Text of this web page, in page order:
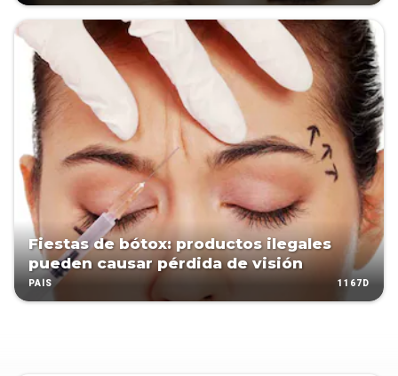
Fiestas de bótox: productos ilegales
pueden causar pérdida de visión
PAÍS 1167D